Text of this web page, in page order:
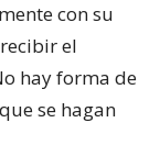
con su
el
hay forma de
se hagan